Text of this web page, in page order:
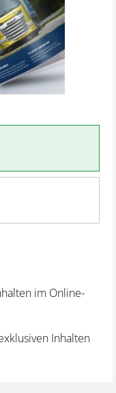
im Online-
Inhalten
Regelungen